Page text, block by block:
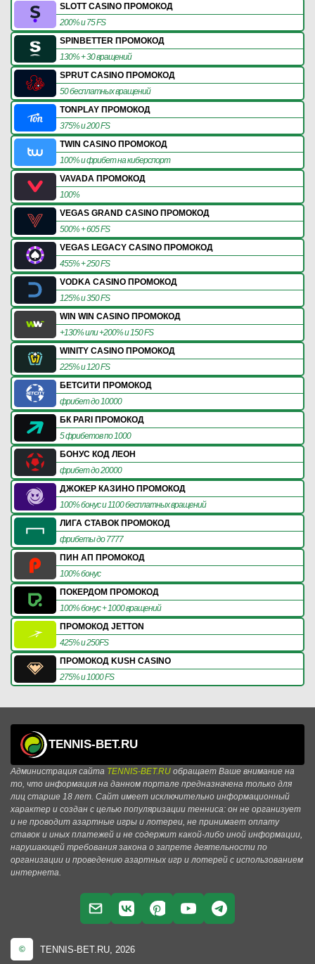
SLOTT CASINO ПРОМОКОД
200% и 75 FS
SPINBETTER ПРОМОКОД
130% + 30 вращений
SPRUT CASINO ПРОМОКОД
50 бесплатных вращений
TONPLAY ПРОМОКОД
375% и 200 FS
TWIN CASINO ПРОМОКОД
100% и фрибет на киберспорт
VAVADA ПРОМОКОД
100%
VEGAS GRAND CASINO ПРОМОКОД
500% + 605 FS
VEGAS LEGACY CASINO ПРОМОКОД
455% + 250 FS
VODKA CASINO ПРОМОКОД
125% и 350 FS
WIN WIN CASINO ПРОМОКОД
+130% или +200% и 150 FS
WINITY CASINO ПРОМОКОД
225% и 120 FS
БЕТСИТИ ПРОМОКОД
фрибет до 10000
БК PARI ПРОМОКОД
5 фрибетов по 1000
БОНУС КОД ЛЕОН
фрибет до 20000
ДЖОКЕР КАЗИНО ПРОМОКОД
100% бонус и 1100 бесплатных вращений
ЛИГА СТАВОК ПРОМОКОД
фрибеты до 7777
ПИН АП ПРОМОКОД
100% бонус
ПОКЕРДОМ ПРОМОКОД
100% бонус + 1000 вращений
ПРОМОКОД JETTON
425% и 250FS
ПРОМОКОД KUSH CASINO
275% и 1000 FS
TENNIS-BET.RU
Администрация сайта TENNIS-BET.RU обращает Ваше внимание на
то, что информация на данном портале предназначена только для
лиц старше 18 лет. Сайт имеет исключительно информационный
характер и создан с целью популяризации тенниса: он не организует
и не проводит азартные игры и лотереи, не принимает оплату
ставок и иных платежей и не содержит какой-либо иной информации,
нарушающей требования закона о запрете деятельности по
организации и проведению азартных игр и лотерей с использованием
интернета.
© TENNIS-BET.RU, 2026